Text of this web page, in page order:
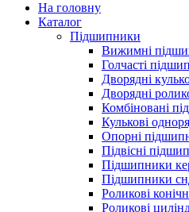
На головну
Каталог
Підшипники
Вижимні
Голчасті
Дворядні
Дворядні
Комбіновані
Кулькові
Опорні
Підвісні
Підшипники
Підшипники
Роликові
Роликові